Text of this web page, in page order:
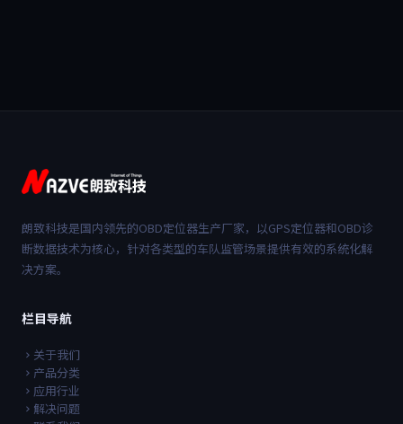
朗致科技是国内领先的OBD定位器生产厂家，以GPS定位器和OBD诊
断数据技术为核心，针对各类型的车队监管场景提供有效的系统化解
决方案。
栏目导航
关于我们
产品分类
应用行业
解决问题